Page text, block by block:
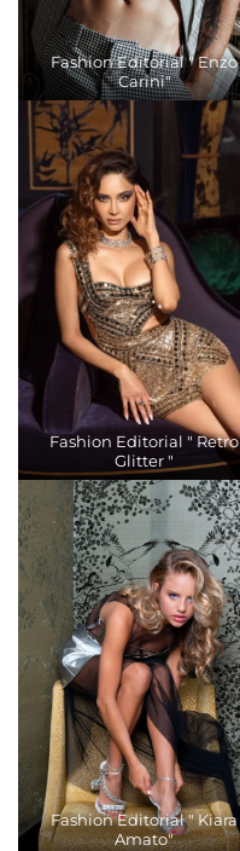
Fashion Editorial " Enzo
Carini"
Fashion Editorial " Retro
Glitter "
Fashion Editorial " Kiara
Amato"